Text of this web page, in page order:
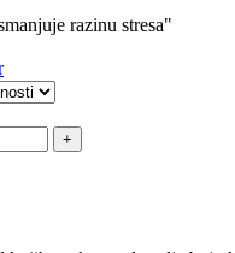
razinu stresa"